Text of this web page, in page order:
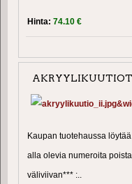
Hinta: 74.10 €
Kaupan tuotehaussa
alla olevia numeroita
väliviivan*** :..